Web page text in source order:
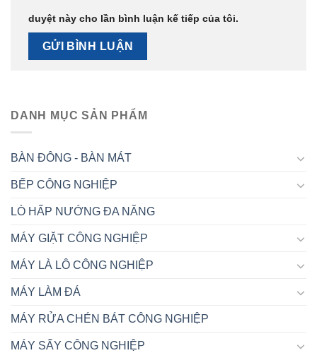
duyệt này cho lần bình luận kế tiếp của tôi.
DANH MỤC SẢN PHẨM
BÀN ĐÔNG - BÀN MÁT
BẾP CÔNG NGHIỆP
LÒ HẤP NƯỚNG ĐA NĂNG
MÁY GIẶT CÔNG NGHIỆP
MÁY LÀ LÔ CÔNG NGHIỆP
MÁY LÀM ĐÁ
MÁY RỬA CHÉN BÁT CÔNG NGHIỆP
MÁY SẤY CÔNG NGHIỆP